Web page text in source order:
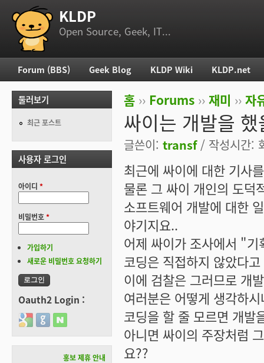
부 메뉴 KLDP
Open Source, Geek, IT...
현재 위치
홈 ›› Forums ›› 재미 ›› 자
싸이는 개발을 했
글쓴이: transf/ 작성시간:
최근에 싸이에 대한 기사
물론 그 싸이 개인의 도덕
소프트웨어 개발에 대한
야기지요..
어제 싸이가 조사에서 "
코딩은 직접하지 않았다
이에 검찰은 그러므로 개
여러분은 어떻게 생각하
코딩을 할 줄 모르면 개발
아니면 싸이의 주장처럼
요??
주 메뉴
Forum (BBS) Geek Blog KLDP Wiki KLDP.net
둘러보기
최근 포스트
사용자 로그인
아이디 *
비밀번호*
가입하기
새로운 비밀번호 요청하기
Oauth2 Login :
Login with Google
Login with GitHub
Login with Naver
홍보 제휴 안내